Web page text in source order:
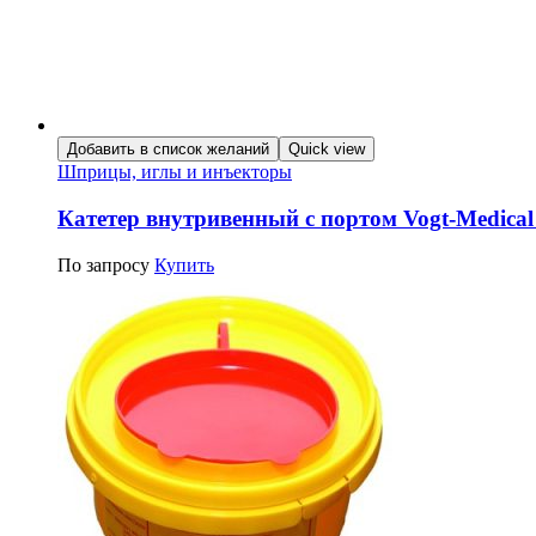
Добавить в список желаний Quick view
Шприцы, иглы и инъекторы
Катетер внутривенный с портом Vogt-
По запросу Купить